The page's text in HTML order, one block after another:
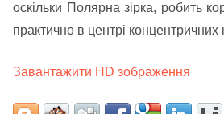
оскільки Полярна зірка, робить
практично в центрі концентричних
Завантажити HD зображення